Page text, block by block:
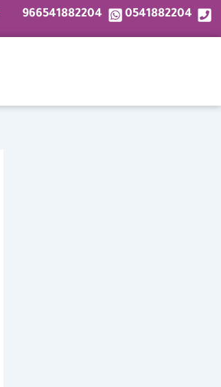
تخطي
إلى
المحتوى
0541882204
966541882204